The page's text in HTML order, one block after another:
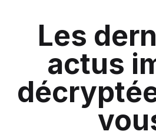
Les
actus